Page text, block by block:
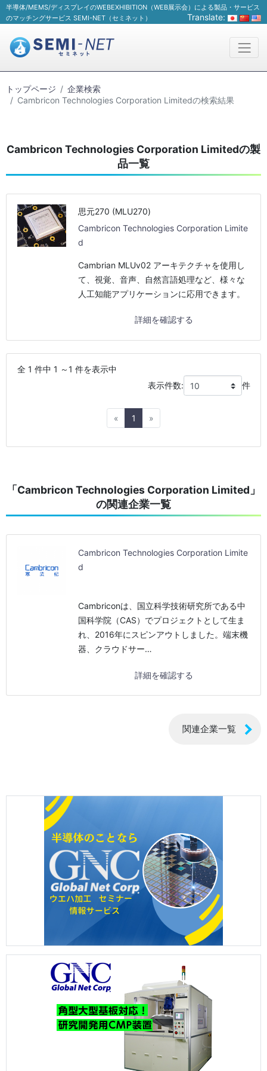
半導体/MEMS/ディスプレイのWEBEXHIBITION（WEB展示会）による製品・サービス
のマッチングサービス SEMI-NET（セミネット）
Translate:
トップページ
企業検索
Cambricon Technologies Corporation Limitedの検索結果
Cambricon Technologies Corporation Limitedの製
品一覧
思元270 (MLU270)
Cambricon Technologies Corporation Limite
d
Cambrian MLUv02 アーキテクチャを使用し
て、視覚、音声、自然言語処理など、様々な
人工知能アプリケーションに応用できます。
詳細を確認する
全 1 件中 1 ～1 件を表示中
表示件数:
件
« Previous
1 »Next
「Cambricon Technologies Corporation Limited」
の関連企業一覧
Cambricon Technologies Corporation Limite
d
Cambriconは、国立科学技術研究所である中
国科学院（CAS）でプロジェクトとして生ま
れ、2016年にスピンアウトしました。端末機
器、クラウドサー…
詳細を確認する
関連企業一覧